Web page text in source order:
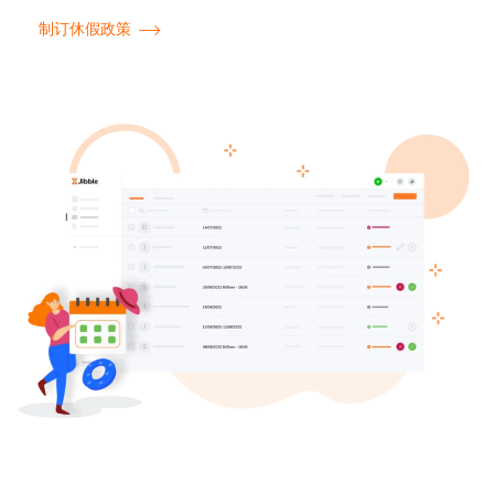
制订休假政策